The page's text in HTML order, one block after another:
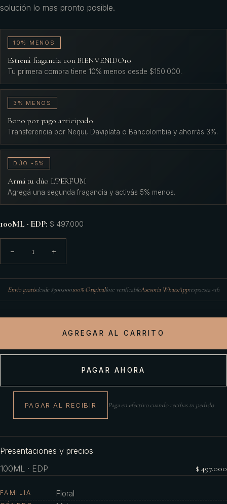
solución lo mas pronto posible.
10% MENOS
Estrená fragancia con BIENVENIDO10
Tu primera compra tiene 10% menos desde $150.000.
3% MENOS
Bono por pago anticipado
Transferencia por Nequi, Daviplata o Bancolombia y ahorrás 3%.
DÚO -5%
Armá tu dúo L'PERFUM
Agregá una segunda fragancia y activás 5% menos.
100ML · EDP: $ 497.000
− 1 +
Envío gratisdesde $300.000100% Originallote verificableAsesoría WhatsApprespuesta <1h
AGREGAR AL CARRITO
PAGAR AHORA
PAGAR AL RECIBIR Paga en efectivo cuando recibas tu pedido
Presentaciones y precios
100ML · EDP
$ 497.000
FAMILIA Floral